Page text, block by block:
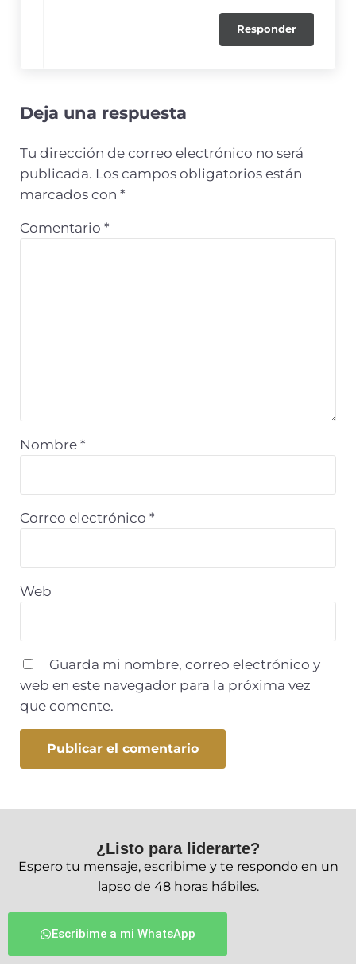
Responder
Deja una respuesta
Tu dirección de correo electrónico no será
publicada. Los campos obligatorios están
marcados con *
Comentario *
Nombre *
Correo electrónico *
Web
Guarda mi nombre, correo electrónico y
web en este navegador para la próxima vez
que comente.
¿Listo para liderarte?
Espero tu mensaje, escribime y te respondo en un
lapso de 48 horas hábiles.
Escribime a mi WhatsApp